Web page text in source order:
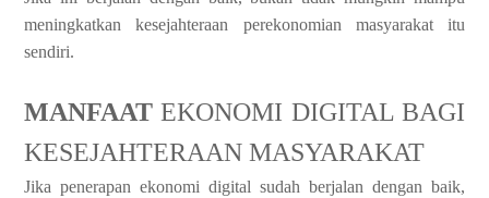
meningkatkan kesejahteraan perekonomian masyarakat itu
sendiri.
MANFAAT EKONOMI DIGITAL BAGI
KESEJAHTERAAN MASYARAKAT
Jika penerapan ekonomi digital sudah berjalan dengan baik,